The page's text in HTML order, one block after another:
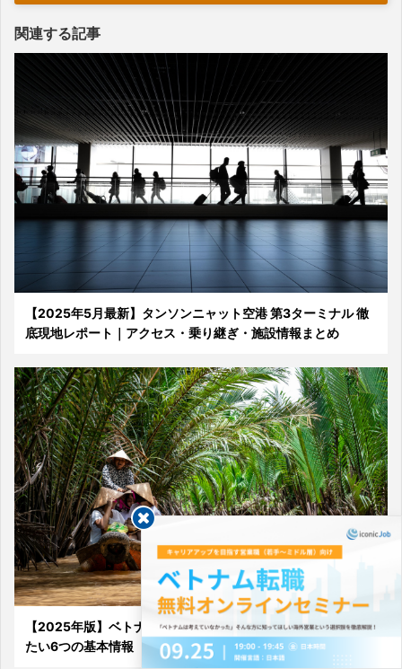
関連する記事
【2025年5月最新】タンソンニャット空港 第3ターミナル 徹
底現地レポート｜アクセス・乗り継ぎ・施設情報まとめ
【2025年版】ベトナム旅行初心者ガイド｜事前に知っておき
たい6つの基本情報